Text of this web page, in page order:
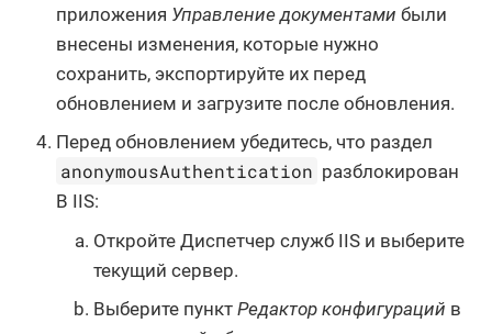
приложения Управление документами были
внесены изменения, которые нужно
сохранить, экспортируйте их перед
обновлением и загрузите после обновления.
Перед обновлением убедитесь, что раздел
anonymousAuthentication разблокирован
В IIS:
Откройте Диспетчер служб IIS и выберите
текущий сервер.
Выберите пункт Редактор конфигураций в